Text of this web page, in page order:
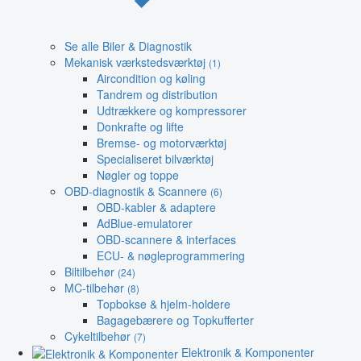
Se alle Biler & Diagnostik
Mekanisk værkstedsværktøj (1)
Aircondition og køling
Tandrem og distribution
Udtrækkere og kompressorer
Donkrafte og lifte
Bremse- og motorværktøj
Specialiseret bilværktøj
Nøgler og toppe
OBD-diagnostik & Scannere (6)
OBD-kabler & adaptere
AdBlue-emulatorer
OBD-scannere & interfaces
ECU- & nøgleprogrammering
Biltilbehør (24)
MC-tilbehør (8)
Topbokse & hjelm-holdere
Bagagebærere og Topkufferter
Cykeltilbehør (7)
Elektronik & Komponenter